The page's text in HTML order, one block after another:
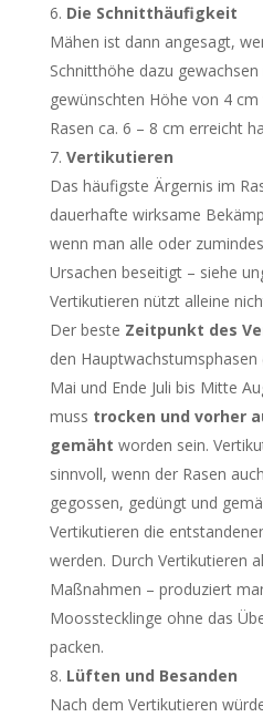
Die Schnitthäufigkeit
Mähen ist dann angesagt,
Schnitthöhe dazu
gewünschten Höhe von 4
Rasen ca. 6 – 8 cm erreicht
Vertikutieren
Das häufigste Ärgernis im
dauerhafte wirksame
wenn man alle oder
Ursachen beseitigt – siehe
Vertikutieren nützt alleine
Der beste Zeitpunkt des
den
Mai und Ende Juli bis Mitte
muss trocken und vorher
gemäht worden sein.
sinnvoll, wenn der Rasen
gegossen, gedüngt und
Vertikutieren die
werden. Durch Vertikutieren
Maßnahmen – produziert
Moosstecklinge ohne das
packen.
Lüften und Besanden
Nach dem Vertikutieren